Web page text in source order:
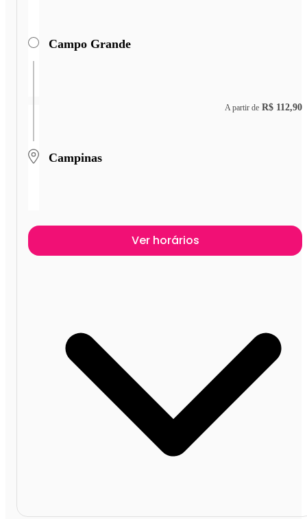
Campo Grande
Campinas
A partir de R$ 112,90
Ver horários